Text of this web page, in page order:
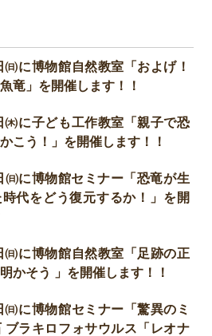
㈰に​博物館自然教室「およげ！
竜」を開催します！！
㈭​に子ども工作教室「親子で恐
こう！」を開催します！！
㈰に博物館セミナー「恐竜が生
時代をどう復元するか！」を開
㈰に​博物館自然教室「足跡の正
かそう 」を開催します！！
㈰に​博物館セミナー「驚異のミ
ブラキロフォサウルス「レオナ